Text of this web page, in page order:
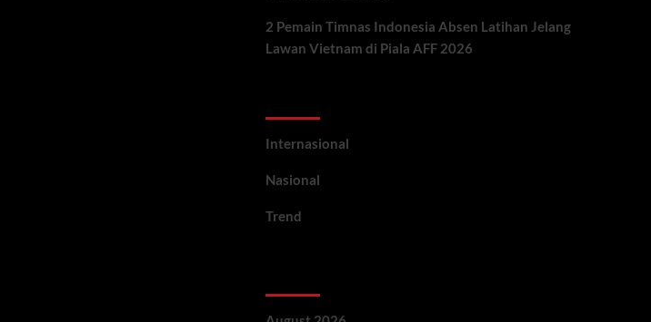
2 Pemain Timnas Indonesia Absen Latihan Jelang
Lawan Vietnam di Piala AFF 2026
Internasional
Nasional
Trend